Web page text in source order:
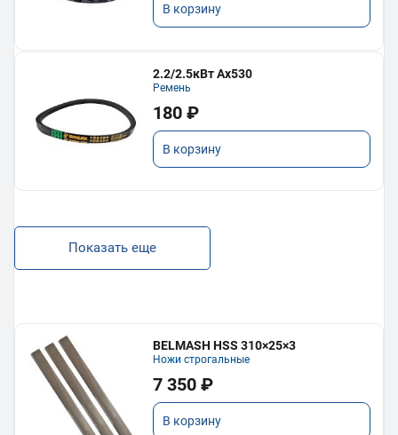
В корзину
2.2/2.5кВт Ах530
Ремень
180 ₽
В корзину
Показать еще
BELMASH HSS 310×25×3
Ножи строгальные
7 350 ₽
В корзину